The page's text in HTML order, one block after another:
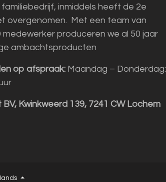
inmiddels heeft de 2e
overgenomen. Met een team van
medewerker produceren we al 50 jaar
ambachtsproducten
op afspraak: Maandag – Donderdag:
BV, Kwinkweerd 139, 7241 CW Lochem